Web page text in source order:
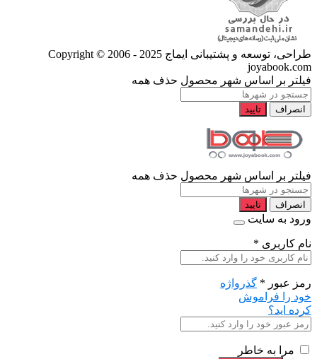
طراحی، توسعه و پشتیبانی ایماج Copyright © 2006 - 2025
joyabook.com
فیلتر بر اساس شهر محصول حذف همه
انصراف تایید
فیلتر بر اساس شهر محصول حذف همه
انصراف تایید
ورود به سایت
نام کاربری *
رمز عبور * گذرواژه
خود را فراموش
کرده اید؟
مرا به خاطر